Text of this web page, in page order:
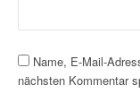
Name, E-Mail-
nächsten Kommentar